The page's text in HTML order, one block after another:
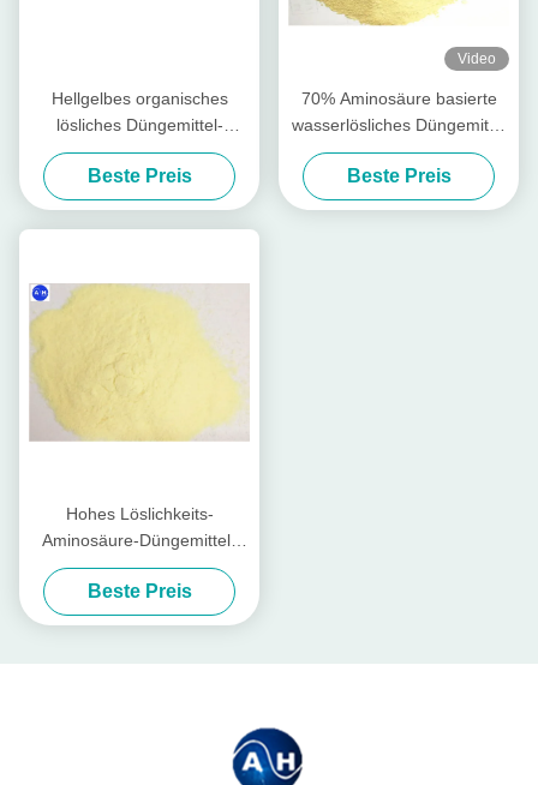
Hellgelbes organisches
lösliches Düngemittel-
Gemüseursprung alles
Ernte-Pflanzen
Beste Preis
Video
70% Aminosäure basierte
wasserlösliches Düngemittel
des Düngemittel-100%
Beste Preis
Hohes Löslichkeits-
Aminosäure-Düngemittel-
Pulver, Landwirtschafts-
Aminosäure 50%
Beste Preis